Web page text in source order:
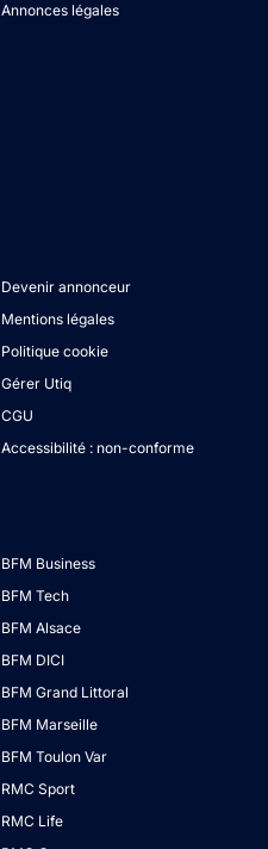
Annonces légales
Devenir annonceur
Mentions légales
Politique cookie
Gérer Utiq
CGU
Accessibilité : non-conforme
BFM Business
BFM Tech
BFM Alsace
BFM DICI
BFM Grand Littoral
BFM Marseille
BFM Toulon Var
RMC Sport
RMC Life